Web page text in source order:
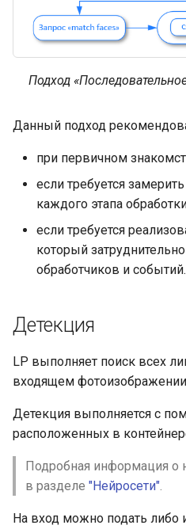
Подход
Данный подход
при первичном
если требуется
каждого этапа
если требуется
который
обработчиков и событий.
Детекция
LP выполняет поиск всех
входящем
Детекция выполняется с
расположенных в
Подробная информация о
в разделе "Нейросети".
На вход можно подать либо